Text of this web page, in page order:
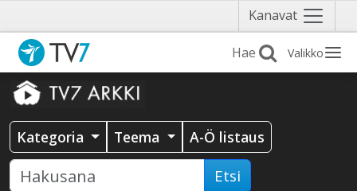
Kanavat Näytä
valikko
Valikko
Kategoria Teema A-Ö listaus
Etsi